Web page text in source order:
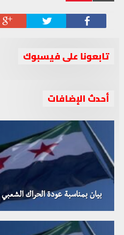
تابعونا على فيسبوك
أحدث الإضافات
بيان بمناسبة عودة الحراك